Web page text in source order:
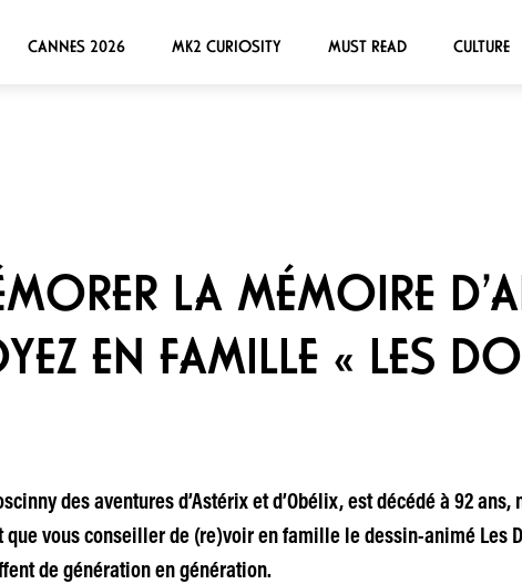
CANNES 2026 MK2 CURIOSITY MUST READ CULTURE
LA MÉMOIRE
EN FAMILLE « LES
des aventures d’Astérix et d’Obélix, est décédé à 92
vous conseiller de (re)voir en famille le dessin-animé Les
de génération en génération.